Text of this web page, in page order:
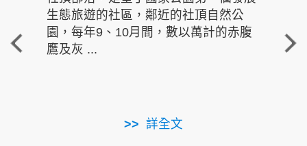
生態旅遊的社區，鄰近的社頂自然公
園，每年9、10月間，數以萬計的赤腹
鷹及灰 ...
詳全文
重
走進